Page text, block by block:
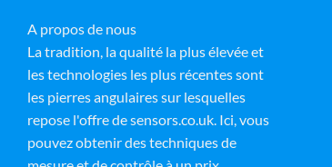
A propos de nous
La tradition, la qualité la plus élevée et
les technologies les plus récentes sont
les pierres angulaires sur lesquelles
repose l'offre de sensors.co.uk. Ici, vous
pouvez obtenir des techniques de